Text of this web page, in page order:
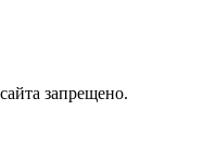
запрещено.